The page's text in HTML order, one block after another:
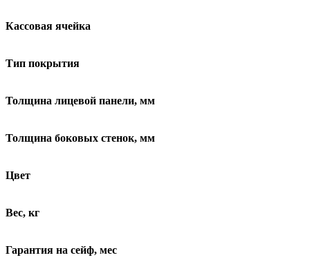
Кассовая ячейка
Тип покрытия
Толщина лицевой панели, мм
Толщина боковых стенок, мм
Цвет
Вес, кг
Гарантия на сейф, мес